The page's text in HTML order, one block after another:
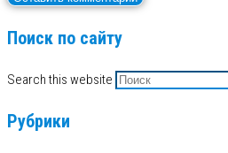
Поиск по сайту
Search this website
Рубрики